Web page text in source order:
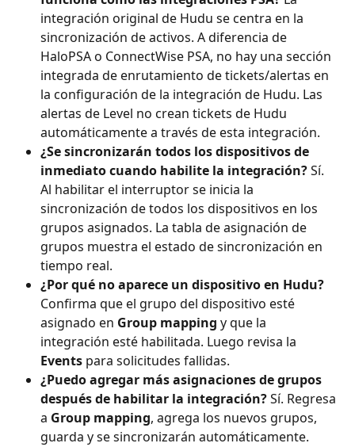
integración original de Hudu se centra en la
sincronización de activos. A diferencia de
HaloPSA o ConnectWise PSA, no hay una sección
integrada de enrutamiento de tickets/alertas en
la configuración de la integración de Hudu. Las
alertas de Level no crean tickets de Hudu
automáticamente a través de esta integración.
¿Se sincronizarán todos los dispositivos de
inmediato cuando habilite la integración? Sí.
Al habilitar el interruptor se inicia la
sincronización de todos los dispositivos en los
grupos asignados. La tabla de asignación de
grupos muestra el estado de sincronización en
tiempo real.
¿Por qué no aparece un dispositivo en Hudu?
Confirma que el grupo del dispositivo esté
asignado en Group mapping y que la
integración esté habilitada. Luego revisa la
Events para solicitudes fallidas.
¿Puedo agregar más asignaciones de grupos
después de habilitar la integración? Sí. Regresa
a Group mapping, agrega los nuevos grupos,
guarda y se sincronizarán automáticamente.